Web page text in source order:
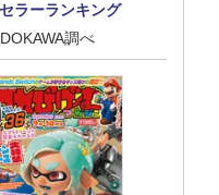
ラーランキング
調べ